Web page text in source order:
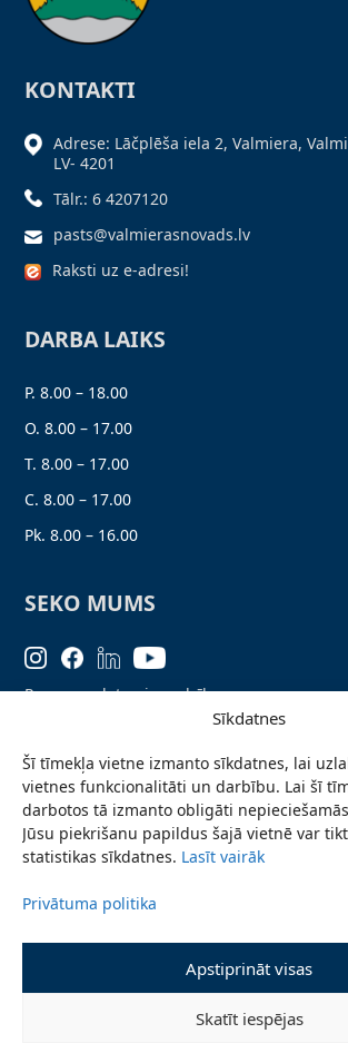
Sīkdatnes
Šī tīmekļa vietne izmanto sīkdatnes, lai
vietnes funkcionalitāti un darbību. Lai šī
darbotos tā izmanto obligāti
Jūsu piekrišanu papildus šajā vietnē var
statistikas sīkdatnes. Lasīt vairāk
Privātuma politika
Apstiprināt visas
Skatīt iespējas
KONTAKTI
Adrese: Lāčplēša iela 2, Valmiera,
LV- 4201
Tālr.: 6 4207120
pasts@valmierasnovads.lv
Raksti uz e-adresi!
DARBA LAIKS
P. 8.00 – 18.00
O. 8.00 – 17.00
T. 8.00 – 17.00
C. 8.00 – 17.00
Pk. 8.00 – 16.00
SEKO MUMS
Personas datu aizsardzība
Ziņo par problēmu
Pieteikties jaunumiem
Piekļūstamības paziņojums
© 2026 Valmieras novada